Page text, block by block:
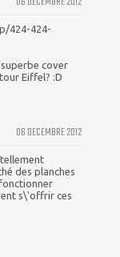
424-424-
cover
Eiffel? :D
06 DECEMBRE 2012
des planches
s\'offrir ces